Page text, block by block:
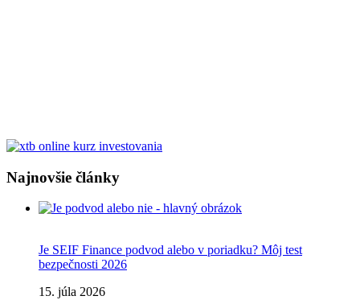
Najnovšie články
Je SEIF Finance podvod alebo v poriadku? Môj test
bezpečnosti 2026
15. júla 2026